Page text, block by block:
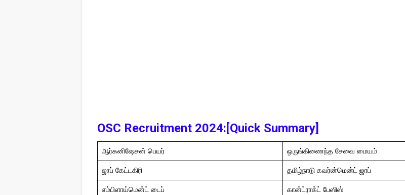
OSC Recruitment 2024:[Quick Summary]
ஆர்கனிஷேசன் பெயர் ஒருங்கிணைந்த சேவை மையம்
ஜாப் கேட்டகிரி தமிழ்நாடு கவர்ன்மென்ட் ஜாப்
எம்பிளாய்மென்ட் டைப் கான்ட்ராக்ட் பேஸிஸ்